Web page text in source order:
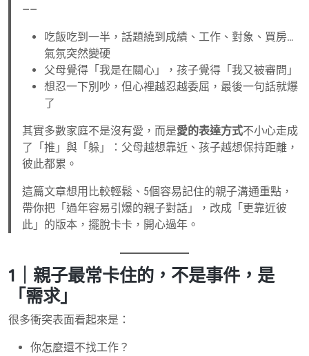
——
吃飯吃到一半，話題繞到成績、工作、對象、買房…
氣氛突然變硬
父母覺得「我是在關心」，孩子覺得「我又被審問」
想忍一下別吵，但心裡越忍越委屈，最後一句話就爆
了
其實多數家庭不是沒有愛，而是愛的表達方式不小心走成
了「推」與「躲」：父母越想靠近、孩子越想保持距離，
彼此都累。
這篇文章想用比較輕鬆、5個容易記住的親子溝通重點，
帶你把「過年容易引爆的親子對話」，改成「更靠近彼
此」的版本，擺脫卡卡，開心過年。
1｜親子最常卡住的，不是事件，是
「需求」
很多衝突表面看起來是：
你怎麼還不找工作？